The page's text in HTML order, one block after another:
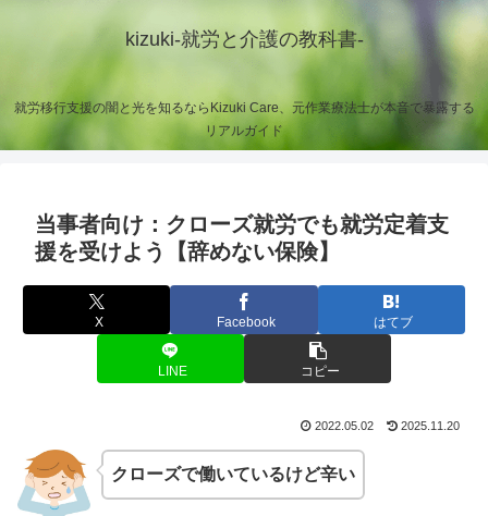
kizuki-就労と介護の教科書-
就労移行支援の闇と光を知るならKizuki Care、元作業療法士が本音で暴露する
リアルガイド
当事者向け：クローズ就労でも就労定着支
援を受けよう【辞めない保険】
X Facebook はてブ
LINE コピー
2022.05.02 2025.11.20
クローズで働いているけど辛い